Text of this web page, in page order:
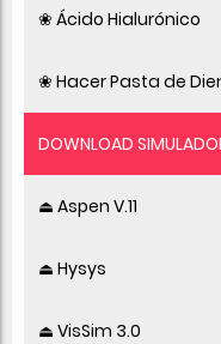
❀ Ácido Hialurónico
❀ Hacer Pasta de
DOWNLOAD
⏏ Aspen V.11
⏏ Hysys
⏏ VisSim 3.0